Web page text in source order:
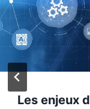
Les enjeux